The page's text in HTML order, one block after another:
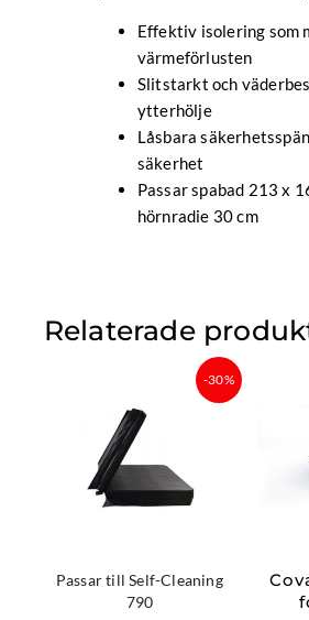
Effektiv isolering som
värmeförlusten
Slitstarkt och
ytterhölje
Låsbara
säkerhet
Passar spabad 213 x
hörnradie 30 cm
Relaterade
-30%
Passar till Self-Cleaning
790
ursprungliga
priset
var:
8
999 kr.
Det
nuvarande